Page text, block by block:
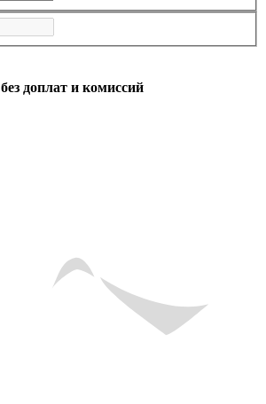
без доплат и комиссий